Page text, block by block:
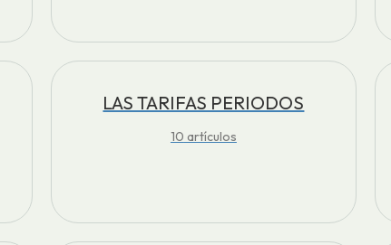
LAS TARIFAS PERIODOS
10 artículos